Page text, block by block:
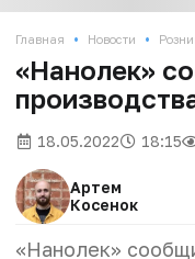
Главная • Новости •
«Нанолек»
18.05.2022 18:15
Артем
Косенок
«Нанолек»